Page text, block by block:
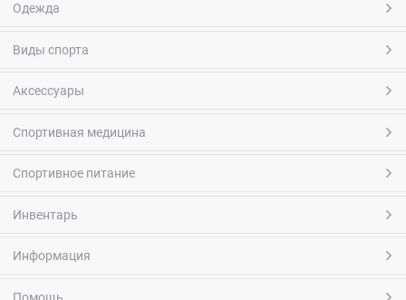
Одежда
Виды спорта
Аксессуары
Спортивная медицина
Спортивное питание
Инвентарь
Информация
Помощь